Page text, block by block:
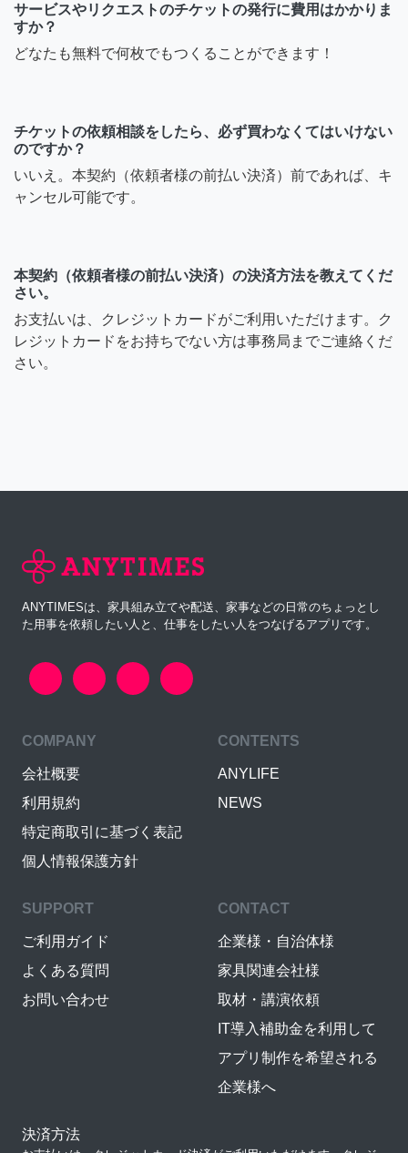
サービスやリクエストのチケットの発行に費用はかかりま
すか？
どなたも無料で何枚でもつくることができます！
チケットの依頼相談をしたら、必ず買わなくてはいけない
のですか？
いいえ。本契約（依頼者様の前払い決済）前であれば、キ
ャンセル可能です。
本契約（依頼者様の前払い決済）の決済方法を教えてくだ
さい。
お支払いは、クレジットカードがご利用いただけます。ク
レジットカードをお持ちでない方は事務局までご連絡くだ
さい。
ANYTIMESは、家具組み立てや配送、家事などの日常のちょっとし
た用事を依頼したい人と、仕事をしたい人をつなげるアプリです。
COMPANY
会社概要
利用規約
特定商取引に基づく表記
個人情報保護方針
CONTENTS
ANYLIFE
NEWS
SUPPORT
ご利用ガイド
よくある質問
お問い合わせ
CONTACT
企業様・自治体様
家具関連会社様
取材・講演依頼
IT導入補助金を利用して
アプリ制作を希望される
企業様へ
決済方法